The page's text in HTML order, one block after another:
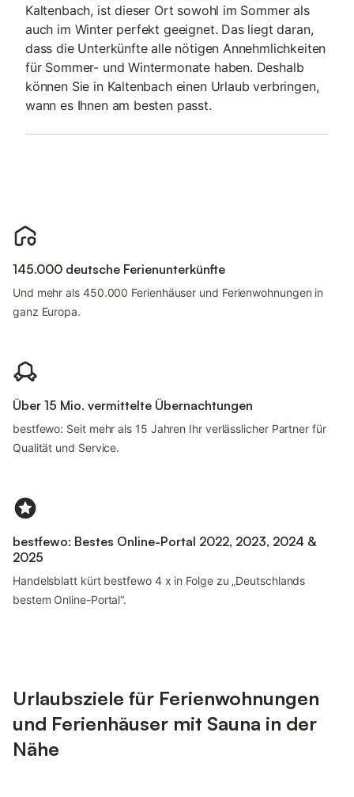
Kaltenbach, ist dieser Ort sowohl im Sommer als
auch im Winter perfekt geeignet. Das liegt daran,
dass die Unterkünfte alle nötigen Annehmlichkeiten
für Sommer- und Wintermonate haben. Deshalb
können Sie in Kaltenbach einen Urlaub verbringen,
wann es Ihnen am besten passt.
145.000 deutsche Ferienunterkünfte
Und mehr als 450.000 Ferienhäuser und Ferienwohnungen in
ganz Europa.
Über 15 Mio. vermittelte Übernachtungen
bestfewo: Seit mehr als 15 Jahren Ihr verlässlicher Partner für
Qualität und Service.
bestfewo: Bestes Online-Portal 2022, 2023, 2024 &
2025
Handelsblatt kürt bestfewo 4 x in Folge zu „Deutschlands
bestem Online-Portal“.
Urlaubsziele für Ferienwohnungen
und Ferienhäuser mit Sauna in der
Nähe